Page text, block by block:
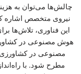
چالش‌ها می‌توان به
نیروی متخصص اشاره
این فناوری، تلاش‌ها
هوش مصنوعی در
مصنوعی در کشاورزی
مطرح شود. با